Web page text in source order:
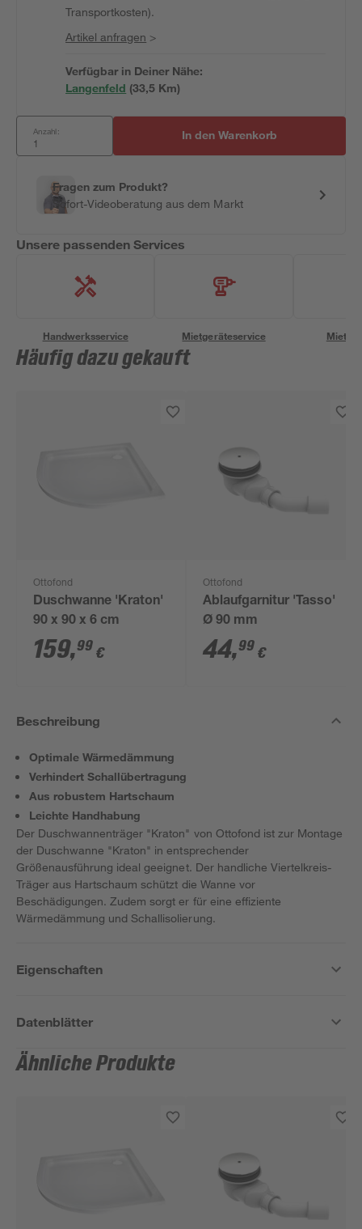
Transportkosten).
Artikel anfragen >
Verfügbar in Deiner Nähe:
Langenfeld (33,5 Km)
Anzahl: In den Warenkorb
Fragen zum Produkt?
Sofort-Videoberatung aus dem Markt
Unsere passenden Services
Handwerksservice Mietgeräteservice
Häufig dazu gekauft
Ottofond
Duschwanne 'Kraton'
90 x 90 x 6 cm
159,99 €
Ottofond
Ablaufgarnitur 'Tasso'
Ø 90 mm
44,99 €
Beschreibung
Optimale Wärmedämmung
Verhindert Schallübertragung
Aus robustem Hartschaum
Leichte Handhabung
Der Duschwannenträger "Kraton" von Ottofond ist zur Montage
der Duschwanne "Kraton" in entsprechender
Größenausführung ideal geeignet. Der handliche Viertelkreis-
Träger aus Hartschaum schützt die Wanne vor
Beschädigungen. Zudem sorgt er für eine effiziente
Wärmedämmung und Schallisolierung.
Eigenschaften
Datenblätter
Ähnliche Produkte